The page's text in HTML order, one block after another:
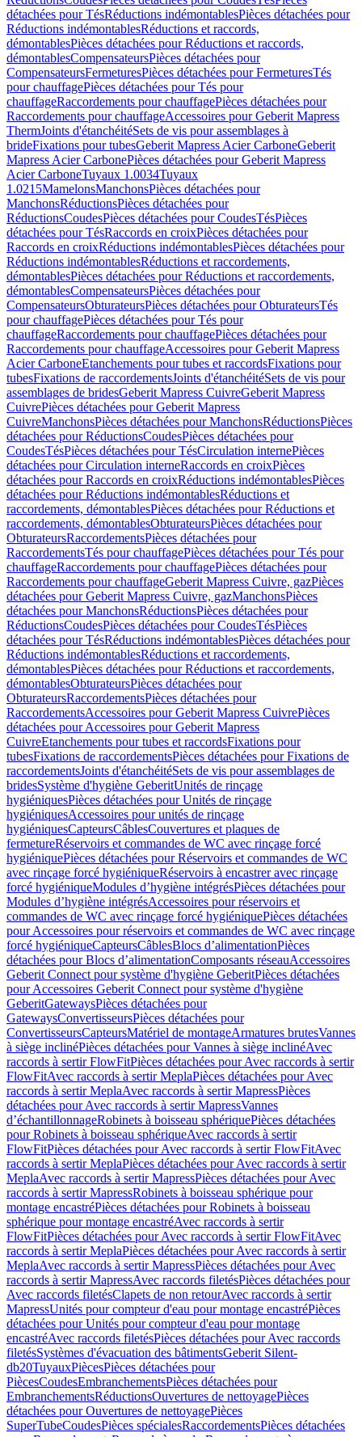
détachées pour TésRéductions indémontablesPièces détachées pour
Réductions indémontablesRéductions et raccords,
démontablesPièces détachées pour Réductions et raccords,
démontablesCompensateursPièces détachées pour
CompensateursFermeturesPièces détachées pour FermeturesTés
pour chauffagePièces détachées pour Tés pour
chauffageRaccordements pour chauffagePièces détachées pour
Raccordements pour chauffageAccessoires pour Geberit Mapress
ThermJoints d'étanchéitéSets de vis pour assemblages à
brideFixations pour tubesGeberit Mapress Acier CarboneGeberit
Mapress Acier CarbonePièces détachées pour Geberit Mapress
Acier CarboneTuyaux 1.0034Tuyaux
1.0215MamelonsManchonsPièces détachées pour
ManchonsRéductionsPièces détachées pour
RéductionsCoudesPièces détachées pour CoudesTésPièces
détachées pour TésRaccords en croixPièces détachées pour
Raccords en croixRéductions indémontablesPièces détachées pour
Réductions indémontablesRéductions et raccordements,
démontablesPièces détachées pour Réductions et raccordements,
démontablesCompensateursPièces détachées pour
CompensateursObturateursPièces détachées pour ObturateursTés
pour chauffagePièces détachées pour Tés pour
chauffageRaccordements pour chauffagePièces détachées pour
Raccordements pour chauffageAccessoires pour Geberit Mapress
Acier CarboneEtanchements pour tubes et raccordsFixations pour
tubesFixations de raccordementsJoints d'étanchéitéSets de vis pour
assemblages de bridesGeberit Mapress CuivreGeberit Mapress
CuivrePièces détachées pour Geberit Mapress
CuivreManchonsPièces détachées pour ManchonsRéductionsPièces
détachées pour RéductionsCoudesPièces détachées pour
CoudesTésPièces détachées pour TésCirculation internePièces
détachées pour Circulation interneRaccords en croixPièces
détachées pour Raccords en croixRéductions indémontablesPièces
détachées pour Réductions indémontablesRéductions et
raccordements, démontablesPièces détachées pour Réductions et
raccordements, démontablesObturateursPièces détachées pour
ObturateursRaccordementsPièces détachées pour
RaccordementsTés pour chauffagePièces détachées pour Tés pour
chauffageRaccordements pour chauffagePièces détachées pour
Raccordements pour chauffageGeberit Mapress Cuivre, gazPièces
détachées pour Geberit Mapress Cuivre, gazManchonsPièces
détachées pour ManchonsRéductionsPièces détachées pour
RéductionsCoudesPièces détachées pour CoudesTésPièces
détachées pour TésRéductions indémontablesPièces détachées pour
Réductions indémontablesRéductions et raccordements,
démontablesPièces détachées pour Réductions et raccordements,
démontablesObturateursPièces détachées pour
ObturateursRaccordementsPièces détachées pour
RaccordementsAccessoires pour Geberit Mapress CuivrePièces
détachées pour Accessoires pour Geberit Mapress
CuivreEtanchements pour tubes et raccordsFixations pour
tubesFixations de raccordementsPièces détachées pour Fixations de
raccordementsJoints d'étanchéitéSets de vis pour assemblages de
bridesSystème d'hygiène GeberitUnités de rinçage
hygiéniquesPièces détachées pour Unités de rinçage
hygiéniquesAccessoires pour unités de rinçage
hygiéniquesCapteursCâblesCouvertures et plaques de
fermetureRéservoirs et commandes de WC avec rinçage forcé
hygiéniquePièces détachées pour Réservoirs et commandes de WC
avec rinçage forcé hygiéniqueRéservoirs à encastrer avec rinçage
forcé hygiéniqueModules d’hygiène intégrésPièces détachées pour
Modules d’hygiène intégrésAccessoires pour réservoirs et
commandes de WC avec rinçage forcé hygiéniquePièces détachées
pour Accessoires pour réservoirs et commandes de WC avec rinçage
forcé hygiéniqueCapteursCâblesBlocs d’alimentationPièces
détachées pour Blocs d’alimentationComposants réseauAccessoires
Geberit Connect pour système d'hygiène GeberitPièces détachées
pour Accessoires Geberit Connect pour système d'hygiène
GeberitGatewaysPièces détachées pour
GatewaysConvertisseursPièces détachées pour
ConvertisseursCapteursMatériel de montageArmatures brutesVannes
à siège inclinéPièces détachées pour Vannes à siège inclinéAvec
raccords à sertir FlowFitPièces détachées pour Avec raccords à sertir
FlowFitAvec raccords à sertir MeplaPièces détachées pour Avec
raccords à sertir MeplaAvec raccords à sertir MapressPièces
détachées pour Avec raccords à sertir MapressVannes
d’échantillonnageRobinets à boisseau sphériquePièces détachées
pour Robinets à boisseau sphériqueAvec raccords à sertir
FlowFitPièces détachées pour Avec raccords à sertir FlowFitAvec
raccords à sertir MeplaPièces détachées pour Avec raccords à sertir
MeplaAvec raccords à sertir MapressPièces détachées pour Avec
raccords à sertir MapressRobinets à boisseau sphérique pour
montage encastréPièces détachées pour Robinets à boisseau
sphérique pour montage encastréAvec raccords à sertir
FlowFitPièces détachées pour Avec raccords à sertir FlowFitAvec
raccords à sertir MeplaPièces détachées pour Avec raccords à sertir
MeplaAvec raccords à sertir MapressPièces détachées pour Avec
raccords à sertir MapressAvec raccords filetésPièces détachées pour
Avec raccords filetésClapets de non retourAvec raccords à sertir
MapressUnités pour compteur d'eau pour montage encastréPièces
détachées pour Unités pour compteur d'eau pour montage
encastréAvec raccords filetésPièces détachées pour Avec raccords
filetésSystèmes d'évacuation des bâtimentsGeberit Silent-
db20TuyauxPiècesPièces détachées pour
PiècesCoudesEmbranchementsPièces détachées pour
EmbranchementsRéductionsOuvertures de nettoyagePièces
détachées pour Ouvertures de nettoyagePièces
SuperTubeCoudesPièces spécialesRaccordementsPièces détachées